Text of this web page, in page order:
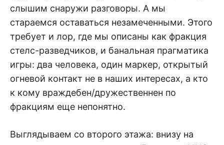
слышим снаружи разговоры. А мы
стараемся оставаться незамеченными. Этого
требует и лор, где мы описаны как фракция
стелс-разведчиков, и банальная прагматика
игры: два человека, один маркер, открытый
огневой контакт не в наших интересах, а кто
к кому враждебен/дружественнен по
фракциям еще непонятно.
Выглядываем со второго этажа: внизу на